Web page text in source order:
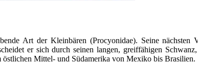
Art der Kleinbären (Procyonidae). Seine nächsten
er sich durch seinen langen, greiffähigen
Mittel- und Südamerika von Mexiko bis Brasilien.